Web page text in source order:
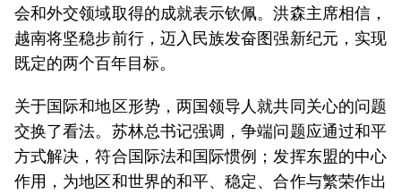
会和外交领域取得的成就表示钦佩。洪森主席相信，
越南将坚稳步前行，迈入民族发奋图强新纪元，实现
既定的两个百年目标。
关于国际和地区形势，两国领导人就共同关心的问题
交换了看法。苏林总书记强调，争端问题应通过和平
方式解决，符合国际法和国际惯例；发挥东盟的中心
作用，为地区和世界的和平、稳定、合作与繁荣作出